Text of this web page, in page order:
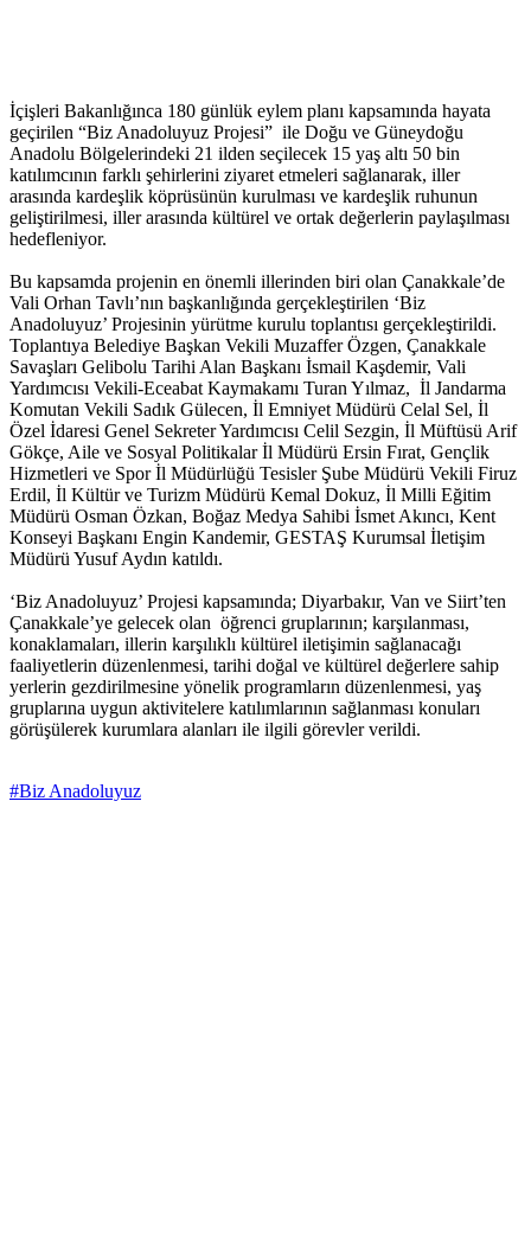
İçişleri Bakanlığınca 180 günlük eylem planı kapsamında hayata
geçirilen “Biz Anadoluyuz Projesi” ile Doğu ve Güneydoğu
Anadolu Bölgelerindeki 21 ilden seçilecek 15 yaş altı 50 bin
katılımcının farklı şehirlerini ziyaret etmeleri sağlanarak, iller
arasında kardeşlik köprüsünün kurulması ve kardeşlik ruhunun
geliştirilmesi, iller arasında kültürel ve ortak değerlerin paylaşılması
hedefleniyor.
Bu kapsamda projenin en önemli illerinden biri olan Çanakkale’de
Vali Orhan Tavlı’nın başkanlığında gerçekleştirilen ‘Biz
Anadoluyuz’ Projesinin yürütme kurulu toplantısı gerçekleştirildi.
Toplantıya Belediye Başkan Vekili Muzaffer Özgen, Çanakkale
Savaşları Gelibolu Tarihi Alan Başkanı İsmail Kaşdemir, Vali
Yardımcısı Vekili-Eceabat Kaymakamı Turan Yılmaz, İl Jandarma
Komutan Vekili Sadık Gülecen, İl Emniyet Müdürü Celal Sel, İl
Özel İdaresi Genel Sekreter Yardımcısı Celil Sezgin, İl Müftüsü Arif
Gökçe, Aile ve Sosyal Politikalar İl Müdürü Ersin Fırat, Gençlik
Hizmetleri ve Spor İl Müdürlüğü Tesisler Şube Müdürü Vekili Firuz
Erdil, İl Kültür ve Turizm Müdürü Kemal Dokuz, İl Milli Eğitim
Müdürü Osman Özkan, Boğaz Medya Sahibi İsmet Akıncı, Kent
Konseyi Başkanı Engin Kandemir, GESTAŞ Kurumsal İletişim
Müdürü Yusuf Aydın katıldı.
‘Biz Anadoluyuz’ Projesi kapsamında; Diyarbakır, Van ve Siirt’ten
Çanakkale’ye gelecek olan öğrenci gruplarının; karşılanması,
konaklamaları, illerin karşılıklı kültürel iletişimin sağlanacağı
faaliyetlerin düzenlenmesi, tarihi doğal ve kültürel değerlere sahip
yerlerin gezdirilmesine yönelik programların düzenlenmesi, yaş
gruplarına uygun aktivitelere katılımlarının sağlanması konuları
görüşülerek kurumlara alanları ile ilgili görevler verildi.
#Biz Anadoluyuz